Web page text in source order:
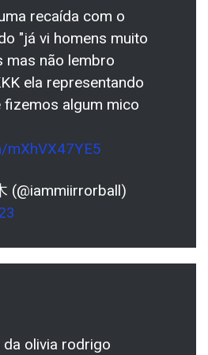
recaída com o
"já vi homens muito
mas não lembro
ela representando
algum mico
(@iammiirrorball)
da olivia rodrigo